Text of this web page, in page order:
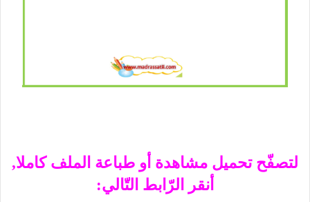
لتصفّح تحميل مشاهدة أو طباعة الملف كاملا,
أنقر الرّابط التّالي: